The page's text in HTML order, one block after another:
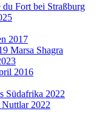
Fort bei Straßburg
2017
Marsa Shagra
2016
Südafrika 2022
2022